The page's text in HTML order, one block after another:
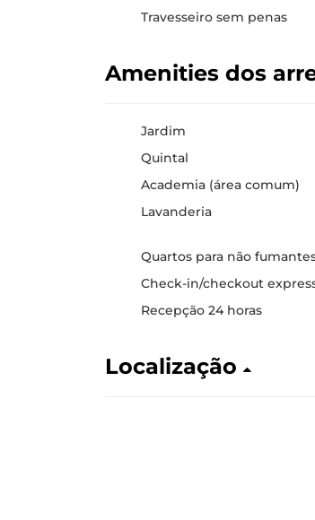
Travesseiro sem penas
Amenities dos
Jardim
Quintal
Academia (área comum)
Lavanderia
Quartos para não
Check-in/checkout
Recepção 24 horas
Localização